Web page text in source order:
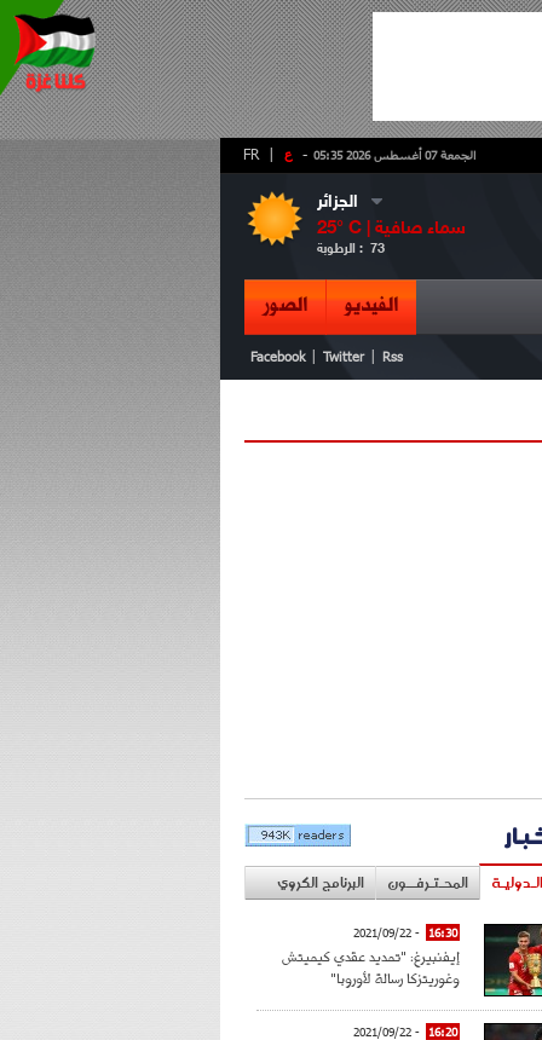
- ع FR الجمعة 07 أغسطس 2026 05:35
الجزائر
25° C | سماء صافية
الرطوبة : 73
الفيديو الصور
Facebook Twitter Rss
المحـتـرفــون البرنامج الكروي
16:30
- 2021/09/22
إيفنبيرغ: "تمديد عقدي كيميتش
وغوريتزكا رسالة لأوروبا"
16:20
- 2021/09/22